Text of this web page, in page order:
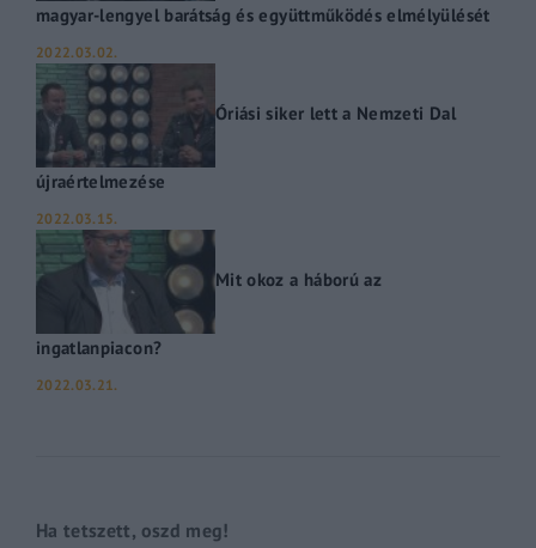
magyar-lengyel barátság és együttműködés elmélyülését
2022.03.02.
Óriási siker lett a Nemzeti Dal
újraértelmezése
2022.03.15.
Mit okoz a háború az
ingatlanpiacon?
2022.03.21.
Ha tetszett, oszd meg!